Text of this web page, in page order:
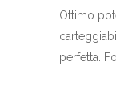
Ottimo
perfetta.